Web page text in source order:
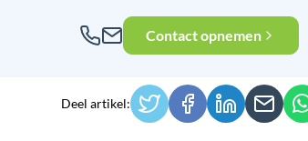
Contact opnemen
Deel artikel: